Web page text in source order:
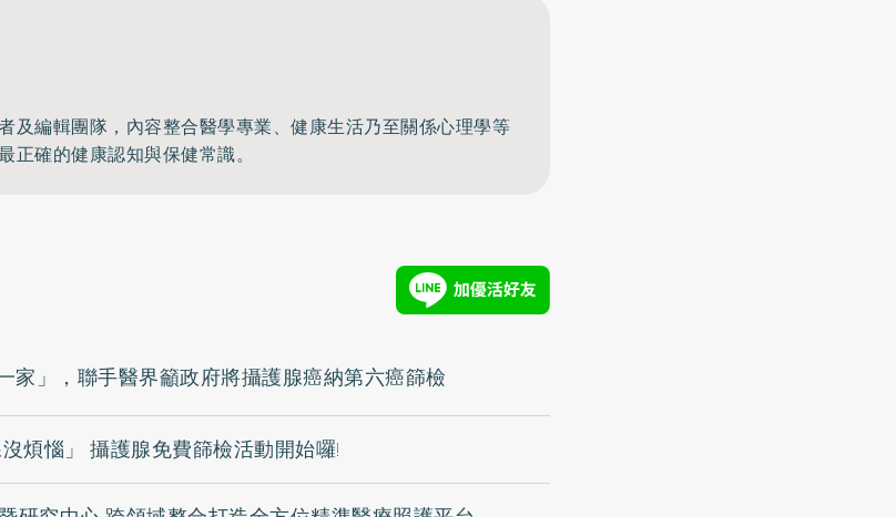
及編輯團隊，內容整合醫學專業、健康生活乃至關係心理學等
確的健康認知與保健常識。
家」，聯手醫界籲政府將攝護腺癌納第六癌篩檢
煩惱」 攝護腺免費篩檢活動開始囉!